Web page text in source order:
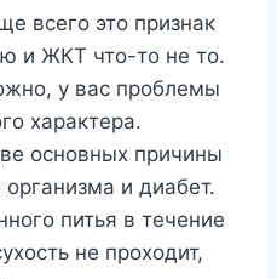
всего это признак
и ЖКТ что-то не то.
у вас проблемы
характера.
основных причины
и диабет.
питья в течение
не проходит,